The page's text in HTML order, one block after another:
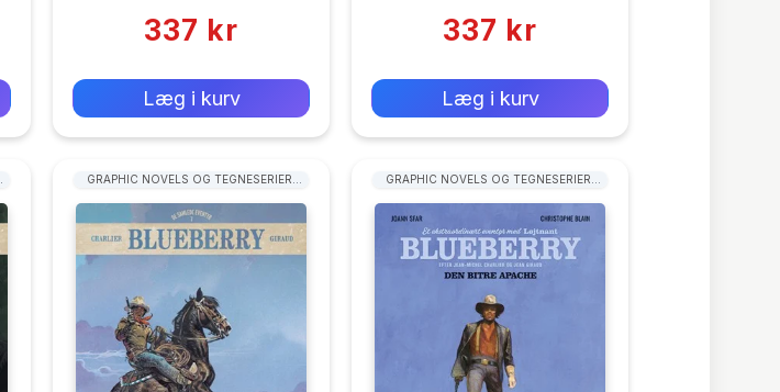
337 kr
Læg i kurv
337 kr
Læg i kurv
GRAPHIC NOVELS OG TEGNESERIER:
GRAPHIC NOVELS OG TEGNESERIER: